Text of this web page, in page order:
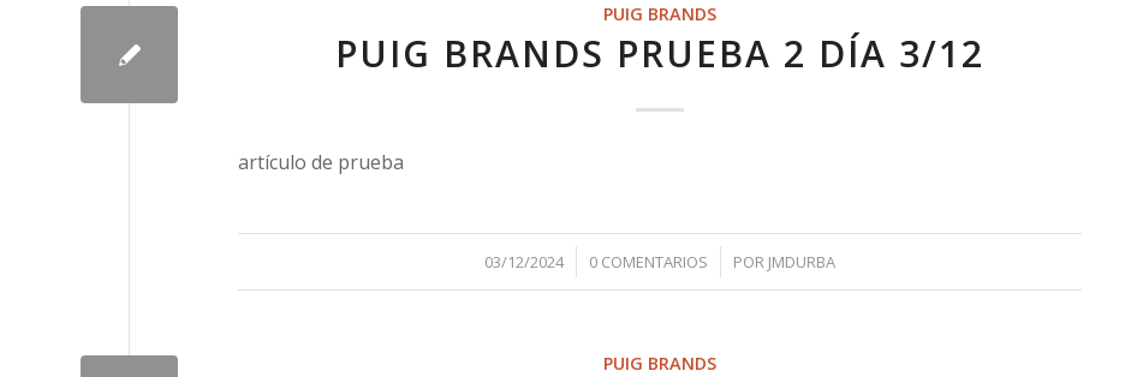
PUIG BRANDS
PUIG BRANDS PRUEBA 2 DÍA 3/12
artículo de prueba
03/12/2024
/ 0 COMENTARIOS
/ POR JMDURBA
PUIG BRANDS